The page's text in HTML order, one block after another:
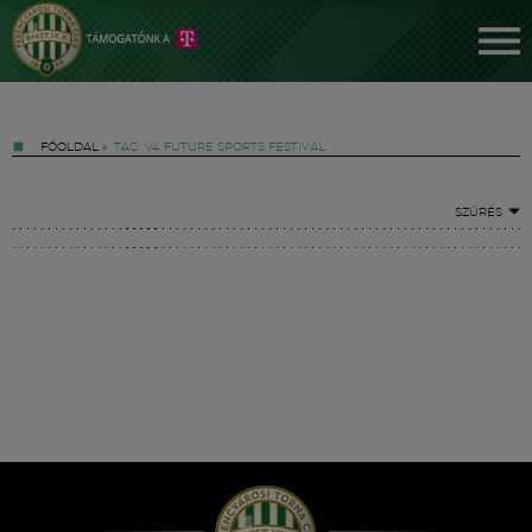
FŐOLDAL » TAG: V4 FUTURE SPORTS FESTIVAL
SZŰRÉS
Hírek